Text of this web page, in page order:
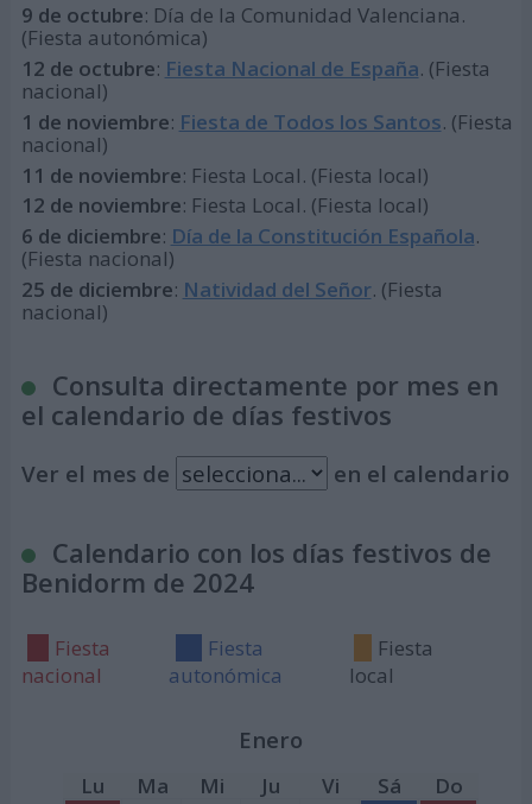
9 de octubre: Día de la Comunidad Valenciana.
(Fiesta autonómica)
12 de octubre: Fiesta Nacional de España. (Fiesta
nacional)
1 de noviembre: Fiesta de Todos los Santos. (Fiesta
nacional)
11 de noviembre: Fiesta Local. (Fiesta local)
12 de noviembre: Fiesta Local. (Fiesta local)
6 de diciembre: Día de la Constitución Española.
(Fiesta nacional)
25 de diciembre: Natividad del Señor. (Fiesta
nacional)
Consulta directamente por mes en
el calendario de días festivos
Ver el mes de en el calendario
Calendario con los días festivos de
Benidorm de 2024
Fiesta
nacional
Fiesta
autonómica
Fiesta
local
Enero
Lu Ma Mi Ju Vi Sá
Do